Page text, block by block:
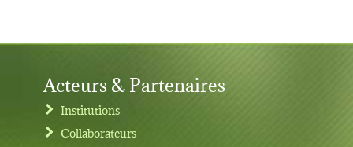
Acteurs & Partenaires
Institutions
Collaborateurs